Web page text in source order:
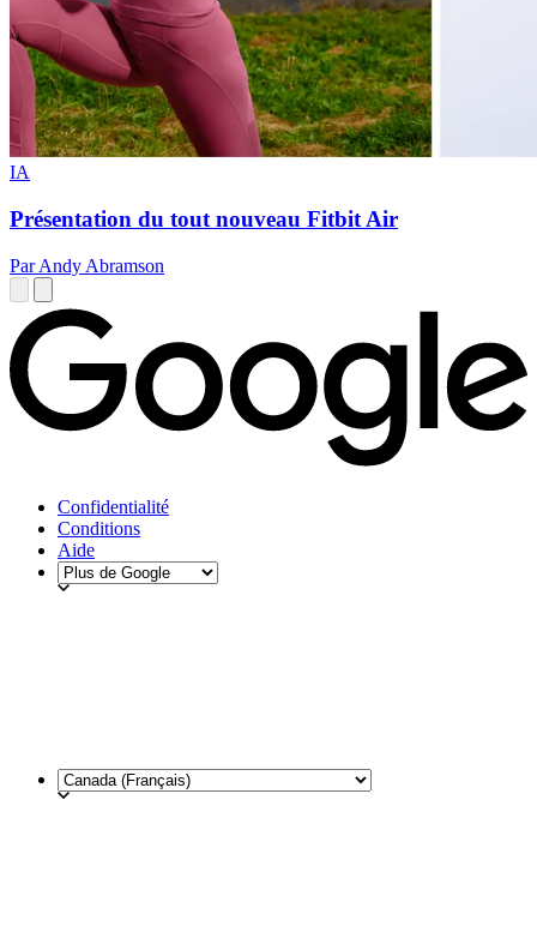
IA
Présentation du tout nouveau Fitbit Air
Par Andy Abramson
Confidentialité
Conditions
Aide